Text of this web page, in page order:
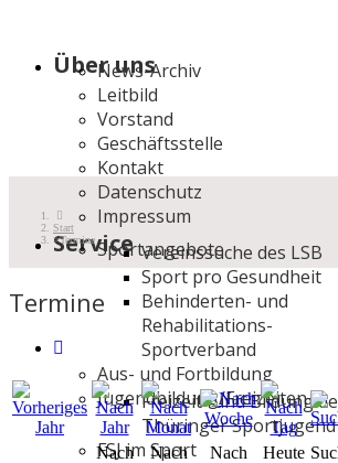
Über uns
News-Archiv
Leitbild
Vorstand
Geschäftsstelle
Kontakt
Datenschutz
Impressum
ServiceSportangebote
Vereinssuche des LSB
Sport pro Gesundheit
Behinderten- und
Rehabilitations-
Sportverband
Aus- und Fortbildung
Jugendbildung/Freizeiten
Freizeit- und Bildung
Thüringer Sportjugend
FSJ im Sport
Start
Termine
Termine
Nach
Nach
Nach
Heute